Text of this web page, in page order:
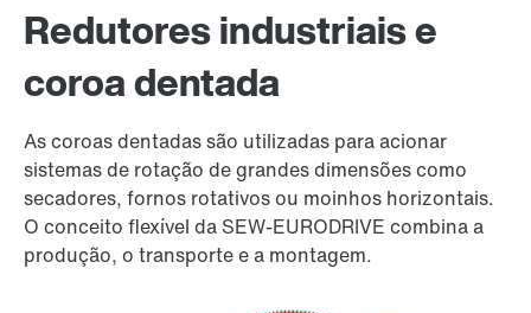
Redutores industriais e
coroa dentada
As coroas dentadas são utilizadas para acionar
sistemas de rotação de grandes dimensões como
secadores, fornos rotativos ou moinhos horizontais.
O conceito flexível da SEW-EURODRIVE combina a
produção, o transporte e a montagem.